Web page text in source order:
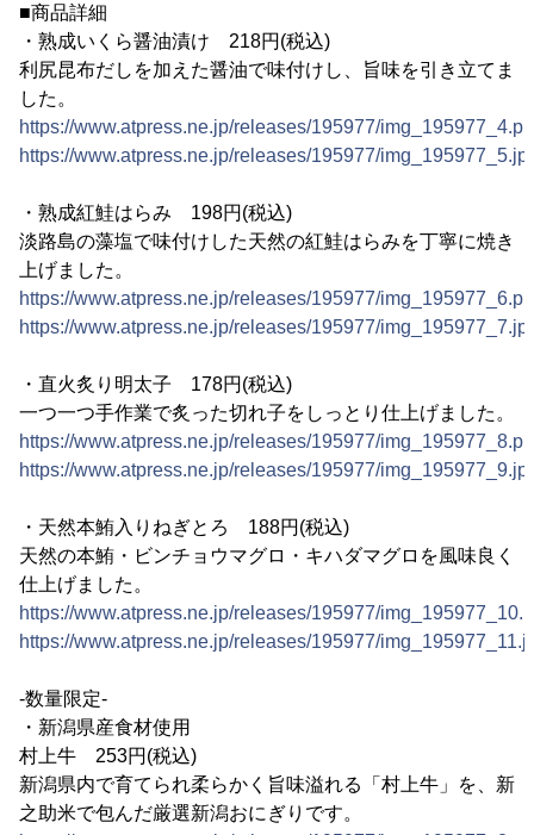
■商品詳細
・熟成いくら醤油漬け 218円(税込)
利尻昆布だしを加えた醤油で味付けし、旨味を引き立てま
した。
https://www.atpress.ne.jp/releases/195977/
https://www.atpress.ne.jp/releases/195977/
・熟成紅鮭はらみ 198円(税込)
淡路島の藻塩で味付けした天然の紅鮭はらみを丁寧に焼き
上げました。
https://www.atpress.ne.jp/releases/195977/
https://www.atpress.ne.jp/releases/195977/
・直火炙り明太子 178円(税込)
一つ一つ手作業で炙った切れ子をしっとり仕上げました。
https://www.atpress.ne.jp/releases/195977/
https://www.atpress.ne.jp/releases/195977/
・天然本鮪入りねぎとろ 188円(税込)
天然の本鮪・ビンチョウマグロ・キハダマグロを風味良く
仕上げました。
https://www.atpress.ne.jp/releases/195977/
https://www.atpress.ne.jp/releases/195977/
-数量限定-
・新潟県産食材使用
村上牛 253円(税込)
新潟県内で育てられ柔らかく旨味溢れる「村上牛」を、新
之助米で包んだ厳選新潟おにぎりです。